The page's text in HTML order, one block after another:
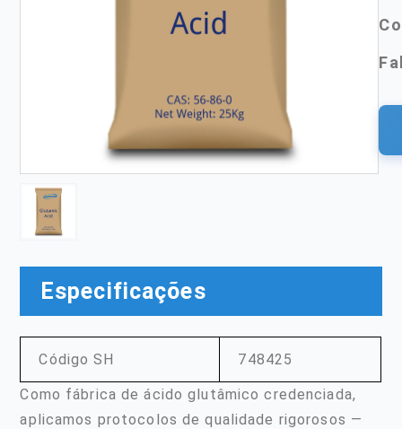
Especificações
Código SH 748425
Como fábrica de ácido glutâmico credenciada,
aplicamos protocolos de qualidade rigorosos —